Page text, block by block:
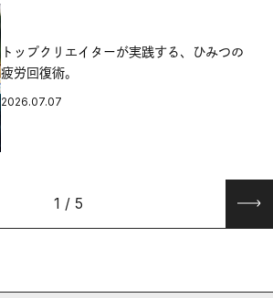
トップクリエイターが実践する、ひみつの
疲労回復術。
2026.07.07
1 / 5